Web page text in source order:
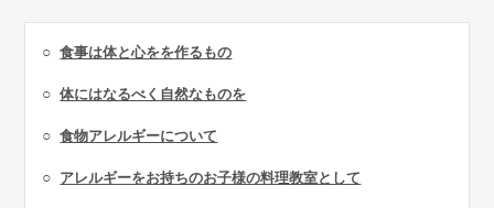
○食事は体と心をを作るもの
○体にはなるべく自然なものを
○食物アレルギーについて
○ アレルギーをお持ちのお子様の料理教室として